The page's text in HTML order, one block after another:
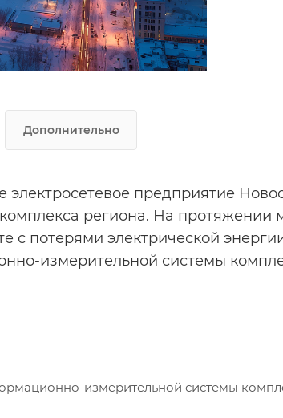
Дополнительно
предприятие
региона. На протяжении
с потерями электрической
измерительной системы
измерительной системы